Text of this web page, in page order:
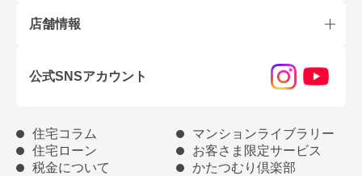
店舗情報
公式SNSアカウント
住宅コラム
マンションライブラリー
住宅ローン
お客さま限定サービス
税金について
かたつむり倶楽部